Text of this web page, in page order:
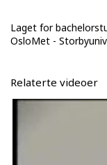
Laget for
OsloMet -
Relaterte videoer